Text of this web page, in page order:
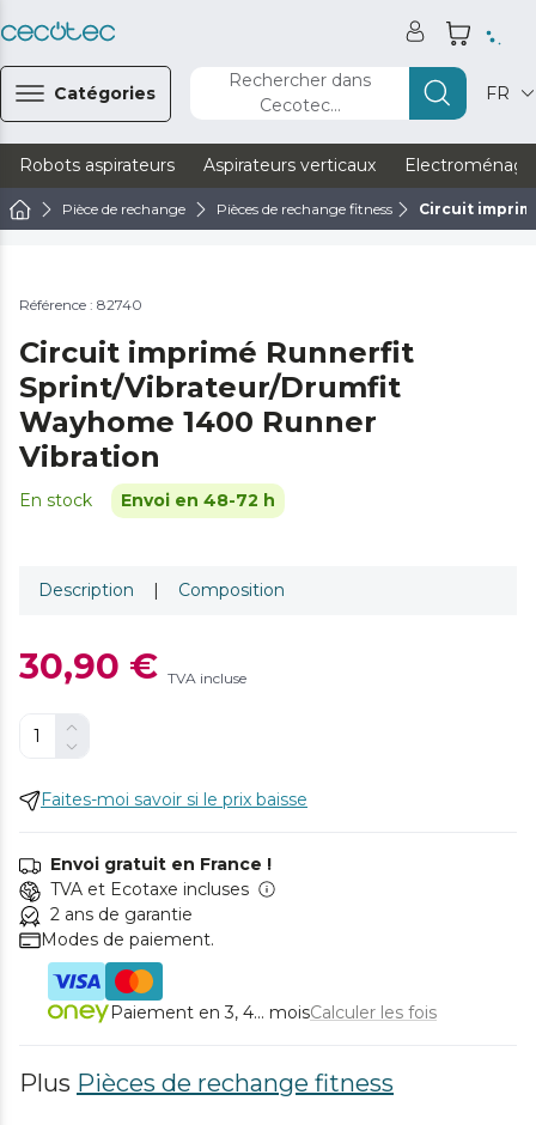
Catégories
Rechercher dans
Cecotec...
FR
Robots aspirateurs Aspirateurs verticaux
Pièce de rechange Pièces de rechange fitness Circuit
Référence : 82740
Circuit imprimé Runnerfit
Sprint/Vibrateur/Drumfit
Wayhome 1400 Runner
Vibration
En stock Envoi en 48-72 h
Description | Composition
30,90 € TVA incluse
Faites-moi savoir si le prix baisse
Envoi gratuit en France !
TVA et Ecotaxe incluses
2 ans de garantie
Modes de paiement.
Paiement en 3, 4... moisCalculer les fois
Plus Pièces de rechange fitness